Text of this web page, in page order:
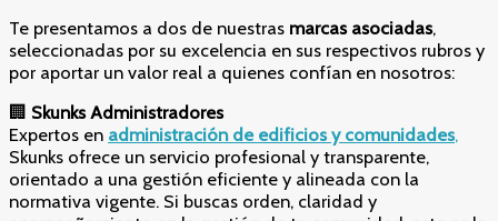
Te presentamos a dos de nuestras marcas asociadas,
seleccionadas por su excelencia en sus respectivos rubros y
por aportar un valor real a quienes confían en nosotros:
🏢 Skunks Administradores
Expertos en administración de edificios y comunidades,
Skunks ofrece un servicio profesional y transparente,
orientado a una gestión eficiente y alineada con la
normativa vigente. Si buscas orden, claridad y